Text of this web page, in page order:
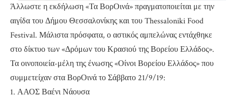
Άλλωστε η εκδήλωση «Τα ΒορΟινά» πραγματοποιείται με την
αιγίδα του Δήμου Θεσσαλονίκης και του Thessaloniki Food
Festival. Μάλιστα πρόσφατα, ο αστικός αμπελώνας εντάχθηκε
στο δίκτυο των «Δρόμων του Κρασιού της Βορείου Ελλάδος».
Τα οινοποιεία-μέλη της ένωσης «Οίνοι Βορείου Ελλάδος» που
συμμετείχαν στα ΒορΟινά το Σάββατο 21/9/19:
1. ΑΑΟΣ Βαένι Νάουσα